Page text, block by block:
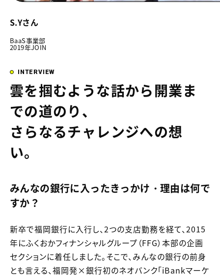
S.Yさん
BaaS事業部
2019年JOIN
INTERVIEW
雲を掴むような話から開業ま
での道のり、
さらなるチャレンジへの想
い。
みんなの銀行に入ったきっかけ・理由は何で
すか？
新卒で福岡銀行に入行し、2つの支店勤務を経て、2015
年にふくおかフィナンシャルグループ（FFG）本部の企画
セクションに着任しました。そこで、みんなの銀行の前身
とも言える、福岡発×銀行初のネオバンク「iBankマーケ